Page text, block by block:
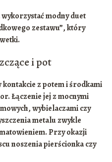
modny duet
zestawu”, który
i pot
z potem i środkami
. Łączenie jej z mocnymi
wybielaczami czy
metalu zwykle
Przy okazji
noszenia pierścionka czy